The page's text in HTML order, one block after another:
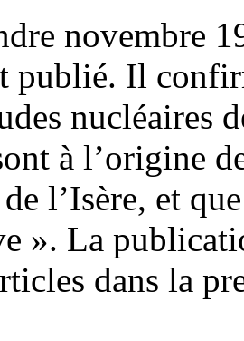
novembre
publié. Il
nucléaires
à l’origine
l’Isère, et
». La
dans la